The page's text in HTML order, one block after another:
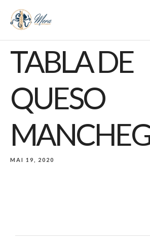
TABLA DE
QUESO
MAI 19, 2020